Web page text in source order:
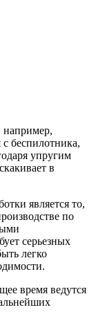
например,
беспилотника,
упругим
в
является то,
по
серьезных
легко
время ведутся